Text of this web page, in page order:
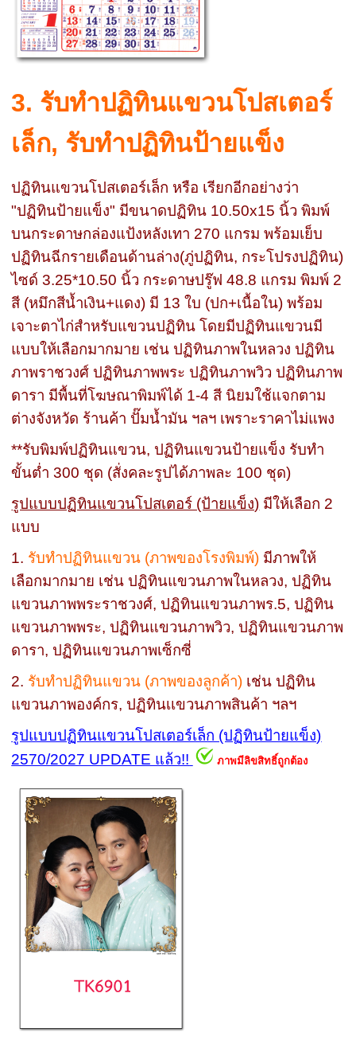
3. รับทำปฏิทินแขวนโปสเตอร์
เล็ก, รับทำปฏิทินป้ายแข็ง
ปฏิทินแขวนโปสเตอร์เล็ก หรือ เรียกอีกอย่างว่า
"ปฏิทินป้ายแข็ง" มีขนาดปฏิทิน 10.50x15 นิ้ว พิมพ์
บนกระดาษกล่องแป้งหลังเทา 270 แกรม พร้อมเย็บ
ปฏิทินฉีกรายเดือนด้านล่าง(ภู่ปฏิทิน, กระโปรงปฏิทิน)
ไซด์ 3.25*10.50 นิ้ว กระดาษปรู๊ฟ 48.8 แกรม พิมพ์ 2
สี (หมึกสีน้ำเงิน+แดง) มี 13 ใบ (ปก+เนื้อใน) พร้อม
เจาะตาไก่สำหรับแขวนปฏิทิน โดยมีปฏิทินแขวนมี
แบบให้เลือกมากมาย เช่น ปฏิทินภาพในหลวง ปฏิทิน
ภาพราชวงศ์ ปฏิทินภาพพระ ปฏิทินภาพวิว ปฏิทินภาพ
ดารา มีพื้นที่โฆษณาพิมพ์ได้ 1-4 สี นิยมใช้แจกตาม
ต่างจังหวัด ร้านค้า ปั๊มน้ำมัน ฯลฯ เพราะราคาไม่แพง
**รับพิมพ์ปฏิทินแขวน, ปฏิทินแขวนป้ายแข็ง รับทำ
ขั้นต่ำ 300 ชุด (สั่งคละรูปได้ภาพละ 100 ชุด)
รูปแบบปฏิทินแขวนโปสเตอร์ (ป้ายแข็ง) มีให้เลือก 2
แบบ
1. รับทำปฏิทินแขวน (ภาพของโรงพิมพ์) มีภาพให้
เลือกมากมาย เช่น ปฏิทินแขวนภาพในหลวง, ปฏิทิน
แขวนภาพพระราชวงศ์, ปฏิทินแขวนภาพร.5, ปฏิทิน
แขวนภาพพระ, ปฏิทินแขวนภาพวิว, ปฏิทินแขวนภาพ
ดารา, ปฏิทินแขวนภาพเซ็กซี่
2. รับทำปฏิทินแขวน (ภาพของลูกค้า) เช่น ปฏิทิน
แขวนภาพองค์กร, ปฏิทินเเขวนภาพสินค้า ฯลฯ
รูปแบบปฏิทินแขวนโปสเตอร์เล็ก (ปฏิทินป้ายแข็ง)
2570/2027 UPDATE แล้ว!!
ภาพมีลิขสิทธิ์ถูกต้อง